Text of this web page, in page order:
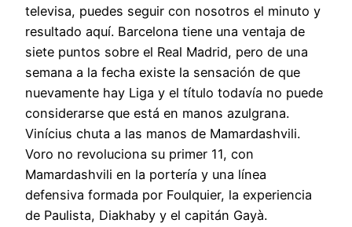
televisa, puedes seguir con nosotros el minuto y
resultado aquí. Barcelona tiene una ventaja de
siete puntos sobre el Real Madrid, pero de una
semana a la fecha existe la sensación de que
nuevamente hay Liga y el título todavía no puede
considerarse que está en manos azulgrana.
Vinícius chuta a las manos de Mamardashvili.
Voro no revoluciona su primer 11, con
Mamardashvili en la portería y una línea
defensiva formada por Foulquier, la experiencia
de Paulista, Diakhaby y el capitán Gayà.